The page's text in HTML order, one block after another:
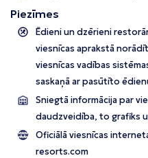
Piezīmes
Ēdieni un dzērieni
viesnīcas aprakstā
viesnīcas vadības
saskaņā ar pasūtīto
Sniegtā informācija par
daudzveidība, to grafiks
Oficiālā viesnīcas
resorts.com